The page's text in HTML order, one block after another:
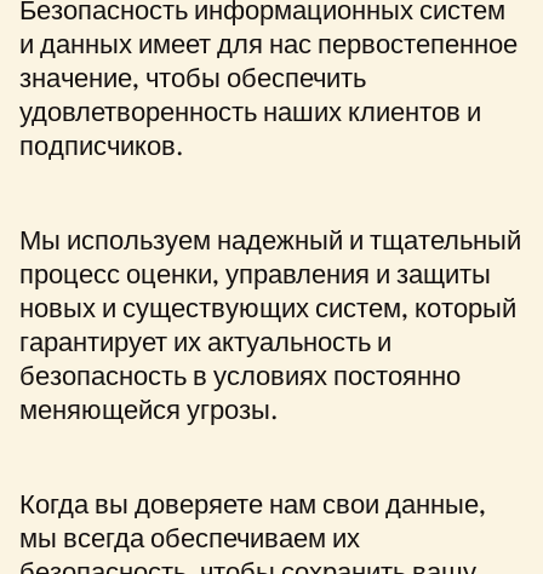
Безопасность информационных систем
и данных имеет для нас первостепенное
значение, чтобы обеспечить
удовлетворенность наших клиентов и
подписчиков.
Мы используем надежный и тщательный
процесс оценки, управления и защиты
новых и существующих систем, который
гарантирует их актуальность и
безопасность в условиях постоянно
меняющейся угрозы.
Когда вы доверяете нам свои данные,
мы всегда обеспечиваем их